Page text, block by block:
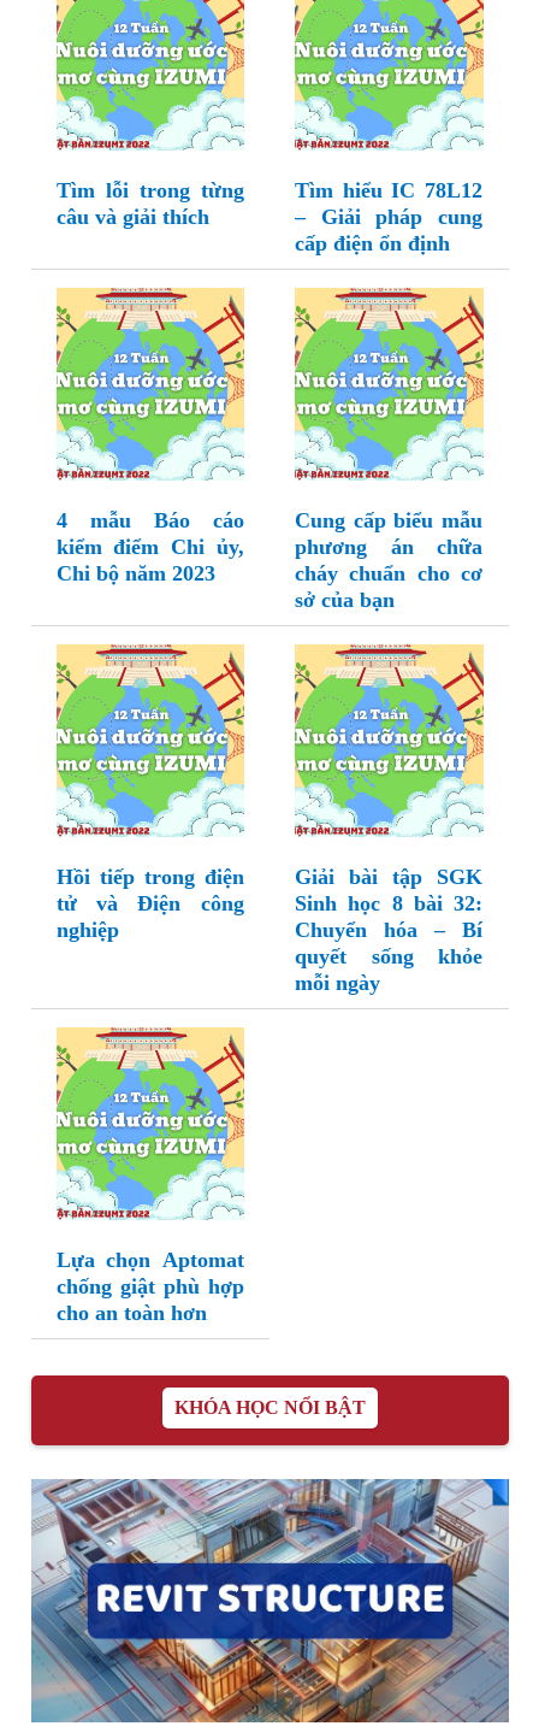
Tìm lỗi trong từng
câu và giải thích
Tìm hiểu IC 78L12
– Giải pháp cung
cấp điện ổn định
4 mẫu Báo cáo
kiểm điểm Chi ủy,
Chi bộ năm 2023
Cung cấp biểu mẫu
phương án chữa
cháy chuẩn cho cơ
sở của bạn
Hồi tiếp trong điện
tử và Điện công
nghiệp
Giải bài tập SGK
Sinh học 8 bài 32:
Chuyển hóa – Bí
quyết sống khỏe
mỗi ngày
Lựa chọn Aptomat
chống giật phù hợp
cho an toàn hơn
KHÓA HỌC NỔI BẬT